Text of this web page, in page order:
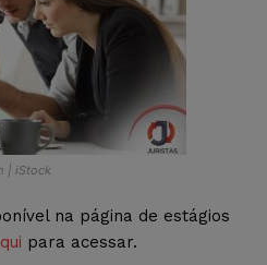
| iStock
na página de estágios
para acessar.